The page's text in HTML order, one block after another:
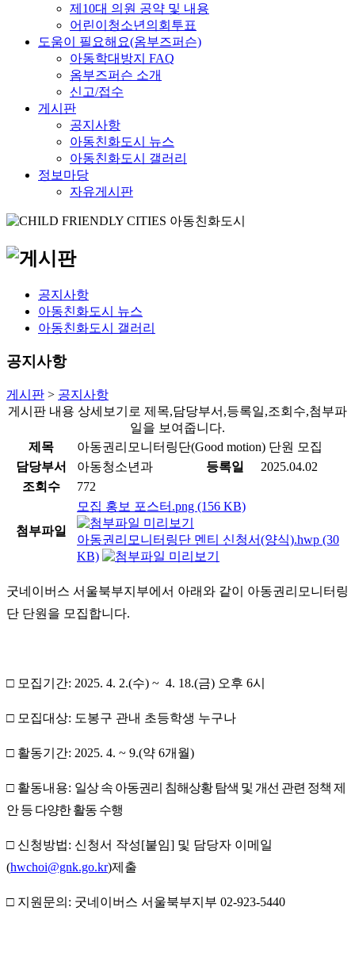
제10대 의원 공약 및 내용
어린이청소년의회투표
도움이 필요해요(옴부즈퍼슨)
아동학대방지 FAQ
옴부즈퍼슨 소개
신고/접수
게시판
공지사항
아동친화도시 뉴스
아동친화도시 갤러리
정보마당
자유게시판
공지사항
아동친화도시 뉴스
아동친화도시 갤러리
공지사항
게시판 > 공지사항
게시판 내용 상세보기로 제목,담당부서,등록일,조회수,첨부파
일을 보여줍니다.
제목
아동권리모니터링단(Good motion) 단원 모집
담당부서
아동청소년과 등록일
2025.04.02
조회수
772
첨부파일
모집 홍보 포스터.png (156 KB)
아동권리모니터링단 멘티 신청서(양식).hwp (30
KB)
굿네이버스 서울북부지부에서 아래와 같이 아동권리모니터링
단 단원을 모집합니다.
□ 모집기간: 2025. 4. 2.(수) ~ 4. 18.(금) 오후 6시
□ 모집대상: 도봉구 관내 초등학생 누구나
□ 활동기간: 2025. 4. ~ 9.(약 6개월)
□ 활동내용: 일상 속 아동권리 침해상황 탐색 및 개선 관련 정책 제
안 등 다양한 활동 수행
□ 신청방법: 신청서 작성[붙임] 및 담당자 이메일
(hwchoi@gnk.go.kr)제출
□ 지원문의 : 굿네이버스 서울북부지부 02-923-5440